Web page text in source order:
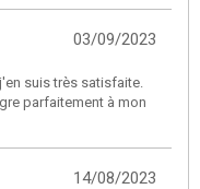
03/09/2023
suis très satisfaite.
parfaitement à mon
14/08/2023